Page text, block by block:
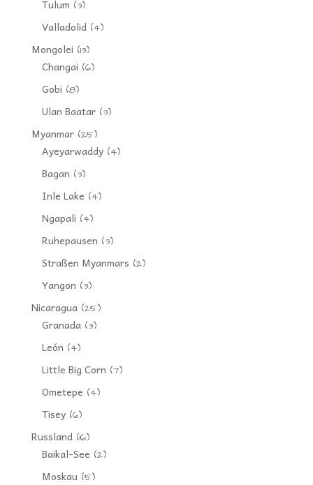
Tulum (3)
Valladolid(4)
Mongolei (13)
Changai (6)
Gobi (8)
Ulan Baatar(3)
Myanmar(25)
Ayeyarwaddy(4)
Bagan (3)
Inle Lake (4)
Ngapali (4)
Ruhepausen (3)
Straßen Myanmars (2)
Yangon (3)
Nicaragua(25)
Granada(3)
León (4)
Little Big Corn (7)
Ometepe (4)
Tisey(6)
Russland(16)
Baikal-See (2)
Moskau(5)